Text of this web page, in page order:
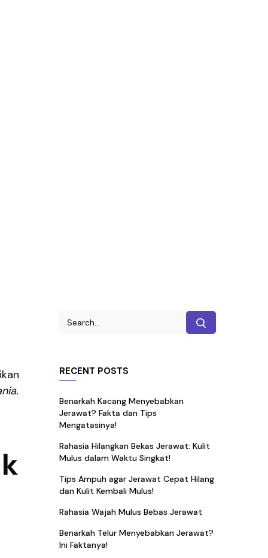
RECENT POSTS
Benarkah Kacang Menyebabkan
Jerawat? Fakta dan Tips
Mengatasinya!
Rahasia Hilangkan Bekas Jerawat: Kulit
Mulus dalam Waktu Singkat!
Tips Ampuh agar Jerawat Cepat Hilang
dan Kulit Kembali Mulus!
Rahasia Wajah Mulus Bebas Jerawat
Benarkah Telur Menyebabkan Jerawat?
Ini Faktanya!